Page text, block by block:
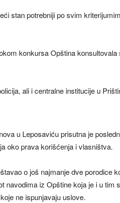
stan potrebniji po svim
konkursa Opština
ali i centralne institucije u
u Leposaviću prisutna je
oko prava korišćenja i vlasništva.
o još najmanje dve porodice
navodima iz Opštine koja je i u tim
ne ispunjavaju uslove.